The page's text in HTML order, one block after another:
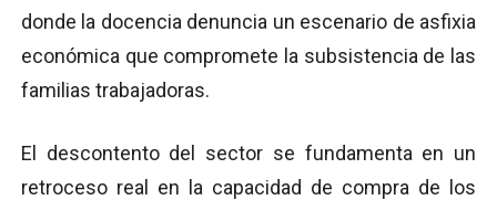
donde la docencia denuncia un escenario de asfixia
económica que compromete la subsistencia de las
familias trabajadoras.
El descontento del sector se fundamenta en un
retroceso real en la capacidad de compra de los